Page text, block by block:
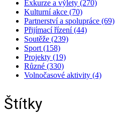
Exkurze a výlety (270)
Kulturní akce (70)
Partnerství a spolupráce (69)
Přijímací řízení (44)
Soutěže (239)
Sport (158)
Projekty (19)
Různé (330)
Volnočasové aktivity (4)
Štítky